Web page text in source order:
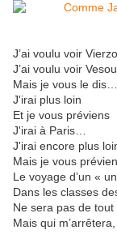
J’ai voulu voir
J’ai voulu voir
Mais je vous le dis…
J'irai plus loin
Et je vous préviens
J'irai à Paris…
J'irai encore plus
Mais je vous
Le voyage d’un «
Dans les classes
Ne sera pas de tout
Mais qui